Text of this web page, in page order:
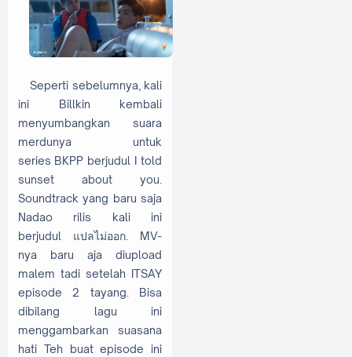
Seperti sebelumnya, kali
ini Billkin kembali
menyumbangkan suara
merdunya untuk
series BKPP berjudul I told
sunset about you.
Soundtrack yang baru saja
Nadao rilis kali ini
berjudul แปลไม่ออก. MV-
nya baru aja diupload
malem tadi setelah ITSAY
episode 2 tayang. Bisa
dibilang lagu ini
menggambarkan suasana
hati Teh buat episode ini